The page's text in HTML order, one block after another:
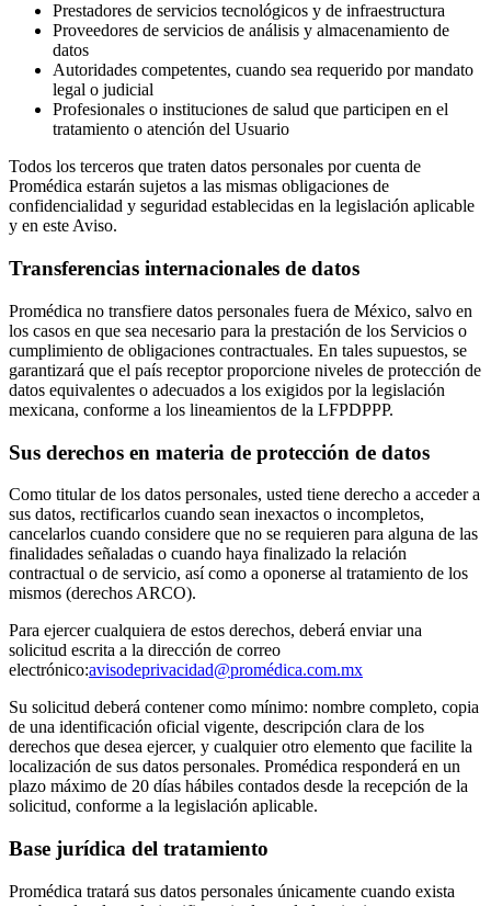
Prestadores de servicios tecnológicos y de infraestructura
Proveedores de servicios de análisis y almacenamiento de
datos
Autoridades competentes, cuando sea requerido por mandato
legal o judicial
Profesionales o instituciones de salud que participen en el
tratamiento o atención del Usuario
Todos los terceros que traten datos personales por cuenta de
Promédica estarán sujetos a las mismas obligaciones de
confidencialidad y seguridad establecidas en la legislación aplicable
y en este Aviso.
Transferencias internacionales de datos
Promédica no transfiere datos personales fuera de México, salvo en
los casos en que sea necesario para la prestación de los Servicios o
cumplimiento de obligaciones contractuales. En tales supuestos, se
garantizará que el país receptor proporcione niveles de protección de
datos equivalentes o adecuados a los exigidos por la legislación
mexicana, conforme a los lineamientos de la LFPDPPP.
Sus derechos en materia de protección de datos
Como titular de los datos personales, usted tiene derecho a acceder a
sus datos, rectificarlos cuando sean inexactos o incompletos,
cancelarlos cuando considere que no se requieren para alguna de las
finalidades señaladas o cuando haya finalizado la relación
contractual o de servicio, así como a oponerse al tratamiento de los
mismos (derechos ARCO).
Para ejercer cualquiera de estos derechos, deberá enviar una
solicitud escrita a la dirección de correo
electrónico:avisodeprivacidad@promédica.com.mx
Su solicitud deberá contener como mínimo: nombre completo, copia
de una identificación oficial vigente, descripción clara de los
derechos que desea ejercer, y cualquier otro elemento que facilite la
localización de sus datos personales. Promédica responderá en un
plazo máximo de 20 días hábiles contados desde la recepción de la
solicitud, conforme a la legislación aplicable.
Base jurídica del tratamiento
Promédica tratará sus datos personales únicamente cuando exista